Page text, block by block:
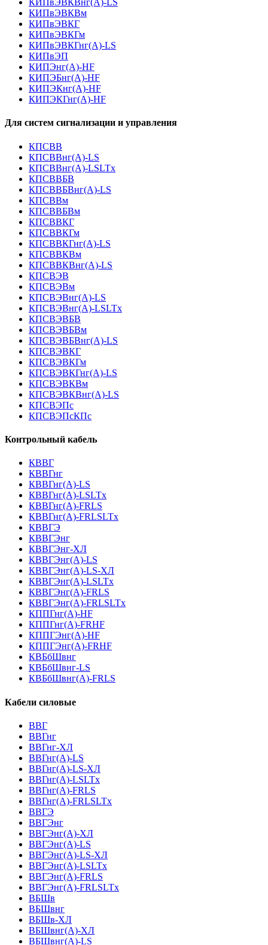
КИПвЭВКВнг(А)-LS
КИПвЭВКВм
КИПвЭВКГ
КИПвЭВКГм
КИПвЭВКГнг(А)-LS
КИПвЭП
КИПЭнг(А)-HF
КИПЭБнг(А)-HF
КИПЭКнг(А)-HF
КИПЭКГнг(А)-HF
Для систем сигнализации и управления
КПСВВ
КПСВВнг(А)-LS
КПСВВнг(А)-LSLTx
КПСВВБВ
КПСВВБВнг(А)-LS
КПСВВм
КПСВВБВм
КПСВВКГ
КПСВВКГм
КПСВВКГнг(А)-LS
КПСВВКВм
КПСВВКВнг(А)-LS
КПСВЭВ
КПСВЭВм
КПСВЭВнг(А)-LS
КПСВЭВнг(А)-LSLTx
КПСВЭВБВ
КПСВЭВБВм
КПСВЭВБВнг(А)-LS
КПСВЭВКГ
КПСВЭВКГм
КПСВЭВКГнг(А)-LS
КПСВЭВКВм
КПСВЭВКВнг(А)-LS
КПСВЭПс
КПСВЭПсКПс
Контрольный кабель
КВВГ
КВВГнг
КВВГнг(А)-LS
КВВГнг(А)-LSLTx
КВВГнг(А)-FRLS
КВВГнг(А)-FRLSLTx
КВВГЭ
КВВГЭнг
КВВГЭнг-ХЛ
КВВГЭнг(А)-LS
КВВГЭнг(А)-LS-ХЛ
КВВГЭнг(А)-LSLTx
КВВГЭнг(А)-FRLS
КВВГЭнг(А)-FRLSLTx
КППГнг(А)-HF
КППГнг(А)-FRHF
КППГЭнг(А)-HF
КППГЭнг(А)-FRHF
КВБбШвнг
КВБбШвнг-LS
КВБбШвнг(А)-FRLS
Кабели силовые
ВВГ
ВВГнг
ВВГнг-ХЛ
ВВГнг(А)-LS
ВВГнг(А)-LS-ХЛ
ВВГнг(А)-LSLTx
ВВГнг(А)-FRLS
ВВГнг(А)-FRLSLTx
ВВГЭ
ВВГЭнг
ВВГЭнг(A)-ХЛ
ВВГЭнг(А)-LS
ВВГЭнг(А)-LS-ХЛ
ВВГЭнг(А)-LSLTx
ВВГЭнг(А)-FRLS
ВВГЭнг(А)-FRLSLTx
ВБШв
ВБШвнг
ВБШв-ХЛ
ВБШвнг(A)-ХЛ
ВБШвнг(A)-LS